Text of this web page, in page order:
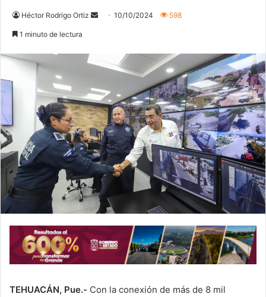
Héctor Rodrigo Ortiz
n
e
m
a
i
l
10/10/2024 598
1 minuto de lectura
TEHUACÁN, Pue.- Con la conexión de más de 8 mil